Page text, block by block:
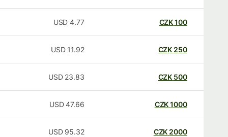
100
CZK
4.77
USD
250
CZK
11.92
USD
500
CZK
23.83
USD
1000
CZK
47.66
USD
2000
CZK
95.32
USD